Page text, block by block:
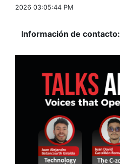
2026 03:05:44 PM
Información de contacto: